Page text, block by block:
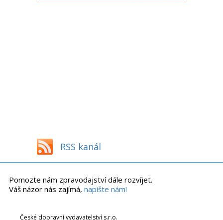
RSS kanál
Pomozte nám zpravodajství dále rozvíjet.
Váš názor nás zajímá, napište nám!
České dopravní vydavatelství s.r.o.